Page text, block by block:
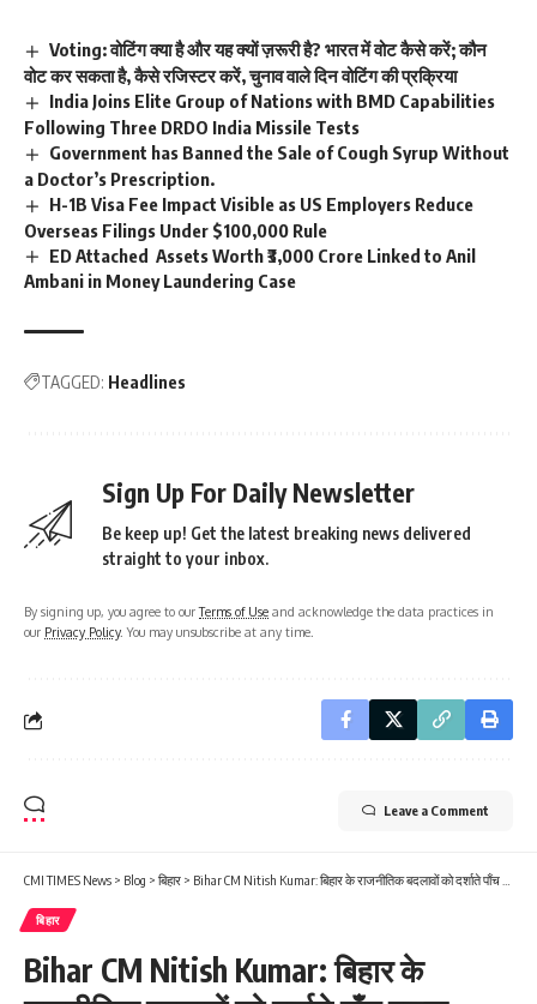
Voting: वोटिंग क्या है और यह क्यों ज़रूरी है? भारत में वोट कैसे करें; कौन
वोट कर सकता है, कैसे रजिस्टर करें, चुनाव वाले दिन वोटिंग की प्रक्रिया
India Joins Elite Group of Nations with BMD Capabilities
Following Three DRDO India Missile Tests
Government has Banned the Sale of Cough Syrup Without
a Doctor’s Prescription.
H-1B Visa Fee Impact Visible as US Employers Reduce
Overseas Filings Under $100,000 Rule
ED Attached Assets Worth ₹3,000 Crore Linked to Anil
Ambani in Money Laundering Case
TAGGED: Headlines
Sign Up For Daily Newsletter
Be keep up! Get the latest breaking news delivered
straight to your inbox.
By signing up, you agree to ourTerms of Use and acknowledge the data practices in
our Privacy Policy. You may unsubscribe at any time.
Leave a Comment
CMI TIMES News > Blog > बिहार > Bihar CM Nitish Kumar: बिहार के राजनीतिक बदलावों को दर्शाते पाँच दशक
बिहार
Bihar CM Nitish Kumar: बिहार के